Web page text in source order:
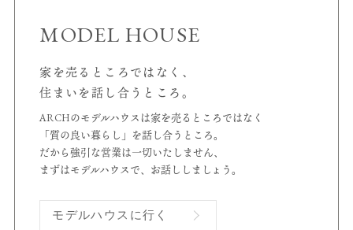
MODEL HOUSE
家を売るところではなく、
住まいを話し合うところ。
ARCHのモデルハウスは家を売るところではなく
「質の良い暮らし」を話し合うところ。
だから強引な営業は一切いたしません、
まずはモデルハウスで、お話ししましょう。
モデルハウスに行く